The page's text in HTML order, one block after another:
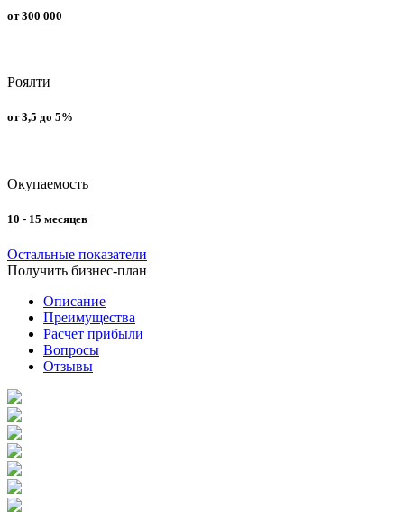
от 300 000
Роялти
от 3,5 до 5%
Окупаемость
10 - 15 месяцев
Остальные показатели
Получить бизнес-план
Описание
Преимущества
Расчет прибыли
Вопросы
Отзывы